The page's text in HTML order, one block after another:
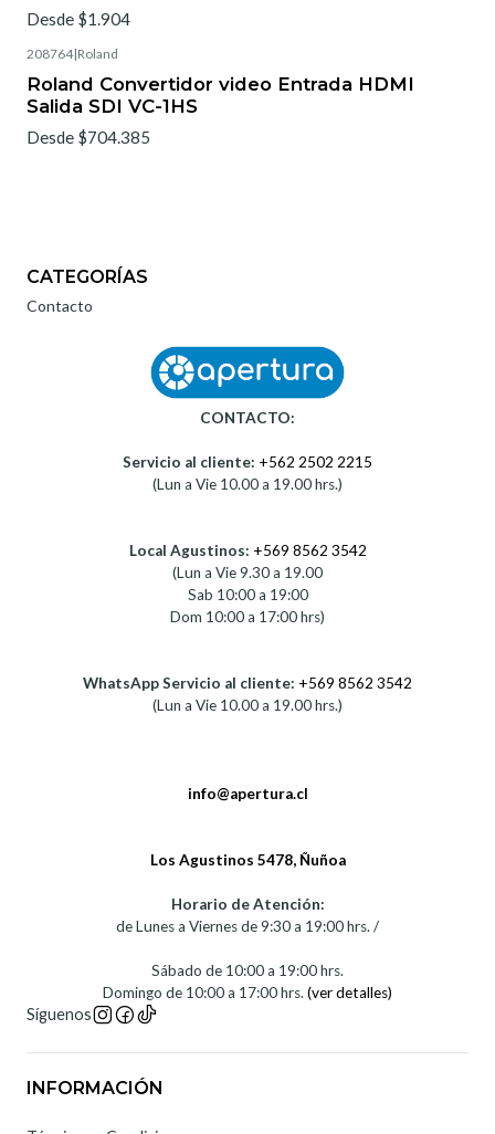
Desde $1.904
208764|Roland
Roland Convertidor video Entrada HDMI
Salida SDI VC-1HS
Desde $704.385
CATEGORÍAS
Contacto
CONTACTO:
Servicio al cliente: +562 2502 2215
(Lun a Vie 10.00 a 19.00 hrs.)
Local Agustinos: +569 8562 3542
(Lun a Vie 9.30 a 19.00
Sab 10:00 a 19:00
Dom 10:00 a 17:00 hrs)
WhatsApp Servicio al cliente: +569 8562 3542
(Lun a Vie 10.00 a 19.00 hrs.)
info@apertura.cl
Los Agustinos 5478, Ñuñoa
Horario de Atención:
de Lunes a Viernes de 9:30 a 19:00 hrs. /
Sábado de 10:00 a 19:00 hrs.
Domingo de 10:00 a 17:00 hrs.(ver detalles)
Síguenos
INFORMACIÓN